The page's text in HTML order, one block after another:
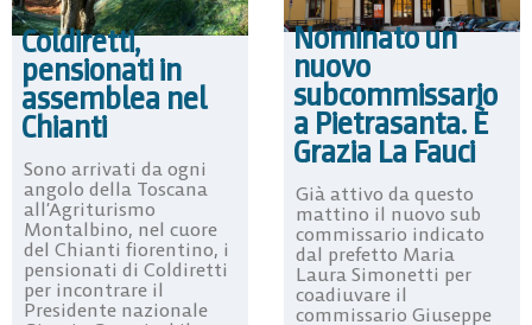
Coldiretti,
pensionati in
assemblea nel
Chianti
Sono arrivati da ogni
angolo della Toscana
all’Agriturismo
Montalbino, nel cuore
del Chianti fiorentino, i
pensionati di Coldiretti
per incontrare il
Presidente nazionale
Nominato un
nuovo
subcommissario
a Pietrasanta. È
Grazia La Fauci
Già attivo da questo
mattino il nuovo sub
commissario indicato
dal prefetto Maria
Laura Simonetti per
coadiuvare il
commissario Giuseppe